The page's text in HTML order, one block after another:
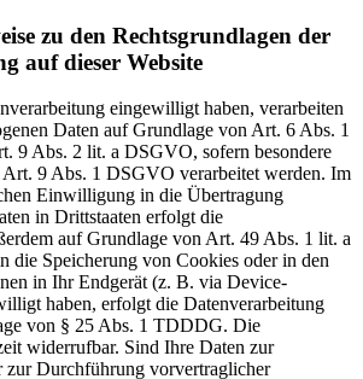
zu den Rechtsgrundlagen der
auf dieser Website
eingewilligt haben, verarbeiten
Daten auf Grundlage von Art. 6 Abs. 1
9 Abs. 2 lit. a DSGVO, sofern besondere
Art. 9 Abs. 1 DSGVO verarbeitet werden. Im
Einwilligung in die Übertragung
in Drittstaaten erfolgt die
auf Grundlage von Art. 49 Abs. 1 lit. a
die Speicherung von Cookies oder in den
in Ihr Endgerät (z. B. via Device-
haben, erfolgt die Datenverarbeitung
von § 25 Abs. 1 TDDDG. Die
widerrufbar. Sind Ihre Daten zur
zur Durchführung vorvertraglicher